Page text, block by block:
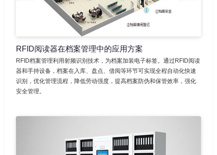
RFID阅读器在档案管理中的应用方案
RFID档案管理利用射频识别技术，为档案加装电子标签。通过RFID阅读
器和手持设备，档案在入库、盘点、借阅等环节可实现全程自动化快速
识别，优化管理流程，降低劳动强度，提高档案防伪和保管效率，强化
安全管理。